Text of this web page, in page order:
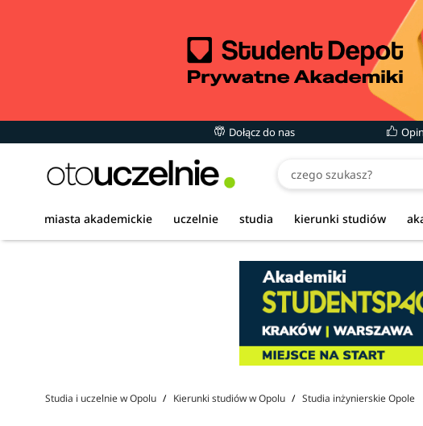
Dołącz do nas
miasta akademickie uczelnie studia kierunki studiów
Studia i uczelnie w Opolu Kierunki studiów w Opolu Studia inżynierskie Opole